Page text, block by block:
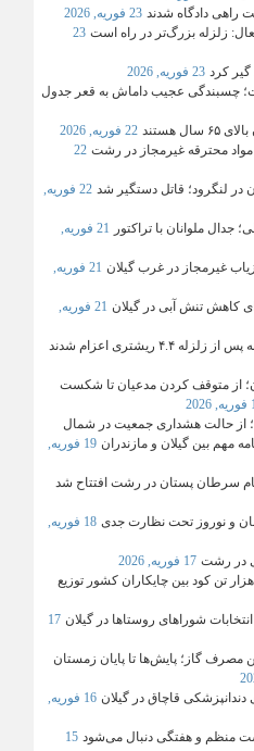
23 فوریه, 2026
زلزله بزرگ‌تر در راه است 23
گیر کرد 23 فوریه, 2026
چسبندگی عجیب داماش به قعر جدول
22 فوریه, 2026
22
در لنگرود؛ قاتل دستگیر شد
22 فوریه,
جدال ملوانان با تراکتور
21 فوریه,
21 فوریه,
21 فوریه,
۴.۴ ریشتری اعزام شدند
از متوقف کردن مدعیان تا شکست
از حالت هشداری جمعیت در شمال
مهم بین گیلان و مازندران
19 فوریه,
سرطان پستان در رشت افتتاح شد
و نوروز تحت نظارت جدی
18 فوریه,
در رشت 17 فوریه, 2026
رئیس سازمان چای: ۶ هزار تن کود بین چایکاران کشور توزیع
17
مصرف گاز؛ پایش‌ها تا پایان زمستان
16 فوریه,
منظم و هفتگی دنبال می‌شود 15